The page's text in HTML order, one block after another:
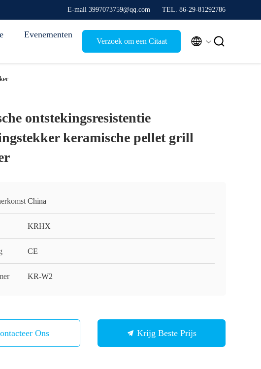
E-mail 3997073759@qq.com TEL. 86-29-81292786
Evenementen
Verzoek om een Citaat  
ontstekingsresistentie
keramische pellet grill
China
KRHX
CE
KR-W2
Ons Krijg Beste Prijs